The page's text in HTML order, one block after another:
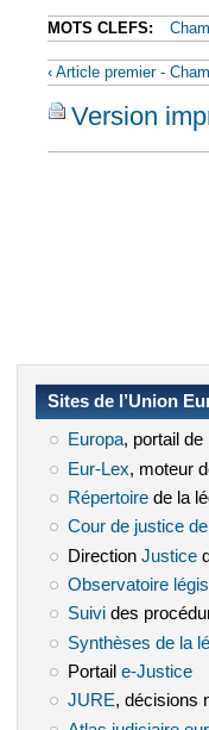
MOTS CLEFS:
‹ Article premier -
Version
Sites de l’Union
Europa(le lien est
, portail de
Eur-Lex (le lien est
, moteur
Répertoire(le lien
de la
Cour de justice
Direction Justice
Observatoire
Suivi(le lien est
des
Synthèses de la
Portail e-Justice
JURE(le lien est
, décisions